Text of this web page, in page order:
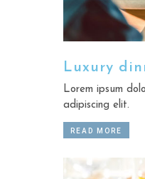
Luxury
Lorem ipsum
adipiscing elit.
READ MORE